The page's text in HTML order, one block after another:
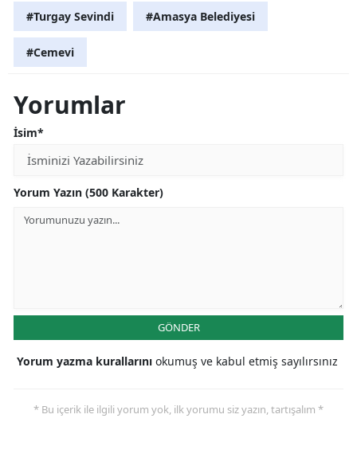
#Turgay Sevindi #Amasya Belediyesi
#Cemevi
Yorumlar
İsim*
Yorum Yazın (500 Karakter)
GÖNDER
Yorum yazma kurallarını okumuş ve kabul etmiş sayılırsınız
* Bu içerik ile ilgili yorum yok, ilk yorumu siz yazın, tartışalım *